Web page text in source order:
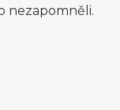
nezapomněli.